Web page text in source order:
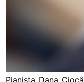
Pianista Dana